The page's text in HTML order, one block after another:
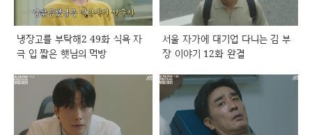
냉장고를 부탁해2 49화 식욕 자
극 입 짧은 햇님의 먹방
서울 자가에 대기업 다니는 김 부
장 이야기 12화 완결